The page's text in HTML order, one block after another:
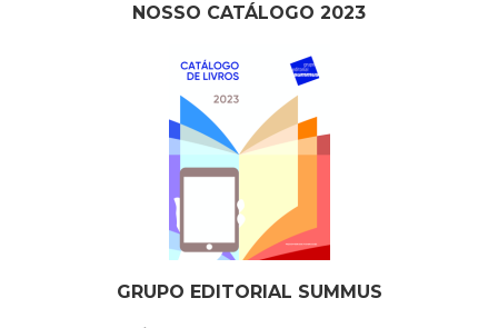
NOSSO CATÁLOGO 2023
GRUPO EDITORIAL SUMMUS